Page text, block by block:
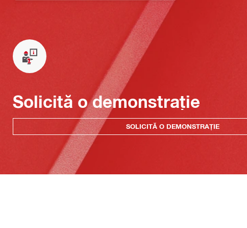
Solicită o demonstrație
SOLICITĂ O DEMONSTRAȚIE